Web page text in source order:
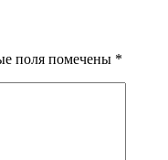
поля помечены *